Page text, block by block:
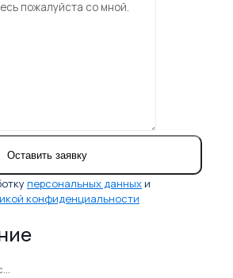
персональных данных и
конфиденциальности